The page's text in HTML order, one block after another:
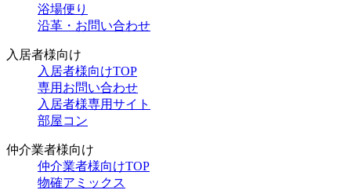
浴場便り
沿革・お問い合わせ
入居者様向け
入居者様向けTOP
専用お問い合わせ
入居者様専用サイト
部屋コン
仲介業者様向け
仲介業者様向けTOP
物確アミックス